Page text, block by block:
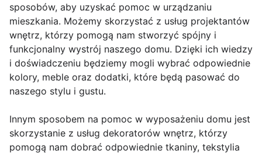
sposobów, aby uzyskać pomoc w urządzaniu
mieszkania. Możemy skorzystać z usług projektantów
wnętrz, którzy pomogą nam stworzyć spójny i
funkcjonalny wystrój naszego domu. Dzięki ich wiedzy
i doświadczeniu będziemy mogli wybrać odpowiednie
kolory, meble oraz dodatki, które będą pasować do
naszego stylu i gustu.
Innym sposobem na pomoc w wyposażeniu domu jest
skorzystanie z usług dekoratorów wnętrz, którzy
pomogą nam dobrać odpowiednie tkaniny, tekstylia